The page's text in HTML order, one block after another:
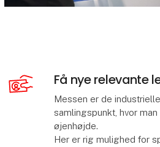
Få nye relevante
Messen er de
samlingspunkt, hvor
øjenhøjde.
Her er rig mulighed for